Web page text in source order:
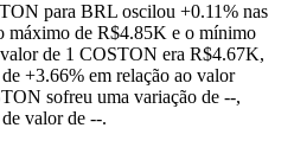
para BRL oscilou +0.11% nas
máximo de R$4.85K e o mínimo
de 1 COSTON era R$4.67K,
+3.66% em relação ao valor
sofreu uma variação de --,
valor de --.